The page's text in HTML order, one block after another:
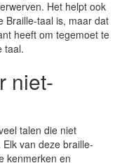
Het helpt ook
Braille-taal is, maar dat
heeft om tegemoet te
taal.
niet-
talen die niet
van deze braille-
kenmerken en